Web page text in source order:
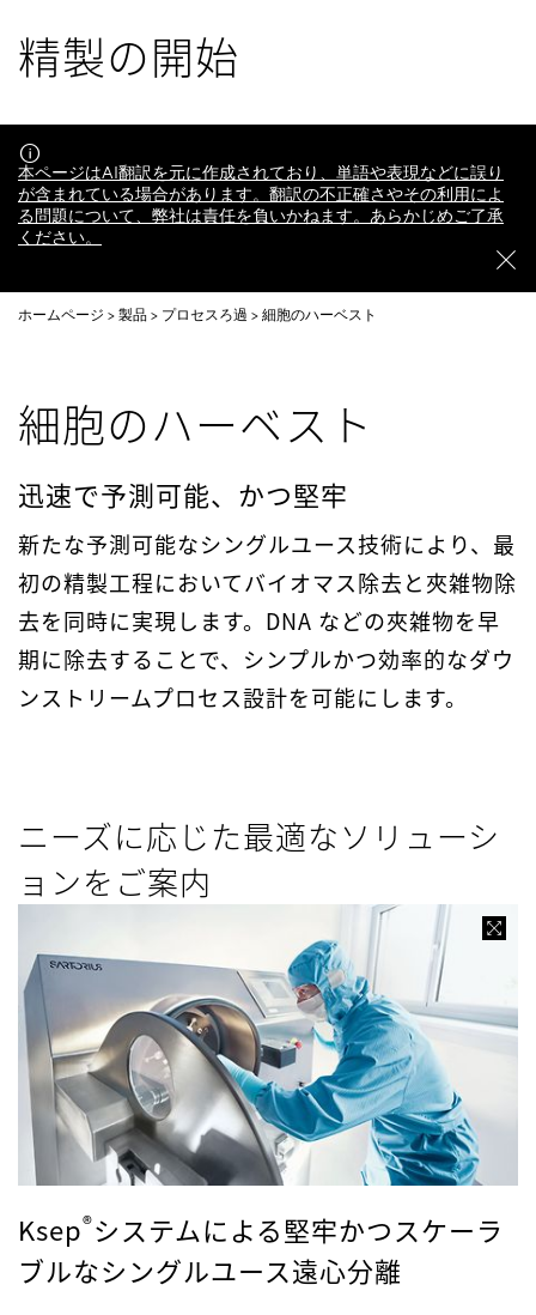
精製の開始
本ページはAI翻訳を元に作成されており、単語や表現などに誤り
が含まれている場合があります。翻訳の不正確さやその利用によ
る問題について、弊社は責任を負いかねます。あらかじめご了承
ください。
ホームページ 製品 プロセスろ過 細胞のハーベスト
細胞のハーベスト
迅速で予測可能、かつ堅牢
新たな予測可能なシングルユース技術により、最
初の精製工程においてバイオマス除去と夾雑物除
去を同時に実現します。DNA などの夾雑物を早
期に除去することで、シンプルかつ効率的なダウ
ンストリームプロセス設計を可能にします。
ニーズに応じた最適なソリューシ
ョンをご案内
Ksep®システムによる堅牢かつスケーラ
ブルなシングルユース遠心分離